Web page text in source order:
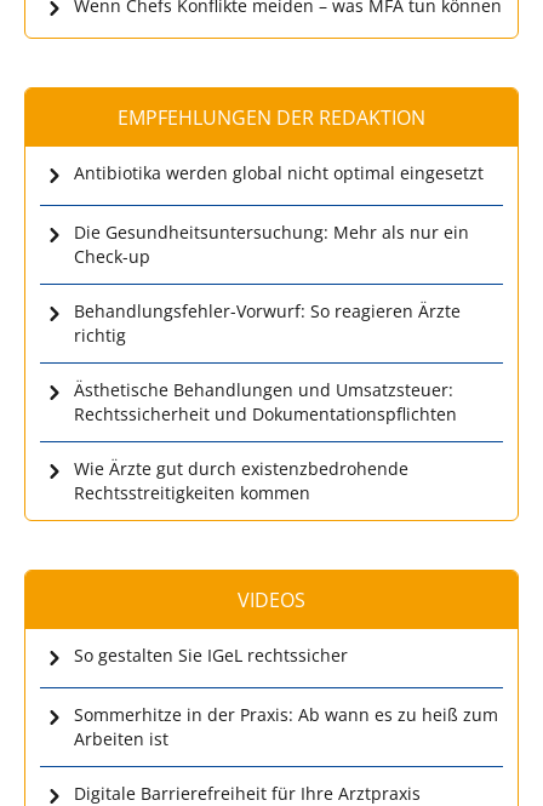
Wenn Chefs Konflikte meiden – was MFA tun können
EMPFEHLUNGEN DER REDAKTION
Antibiotika werden global nicht optimal eingesetzt
Die Gesundheitsuntersuchung: Mehr als nur ein
Check-up
Behandlungsfehler-Vorwurf: So reagieren Ärzte
richtig
Ästhetische Behandlungen und Umsatzsteuer:
Rechtssicherheit und Dokumentationspflichten
Wie Ärzte gut durch existenzbedrohende
Rechtsstreitigkeiten kommen
VIDEOS
So gestalten Sie IGeL rechtssicher
Sommerhitze in der Praxis: Ab wann es zu heiß zum
Arbeiten ist
Digitale Barrierefreiheit für Ihre Arztpraxis